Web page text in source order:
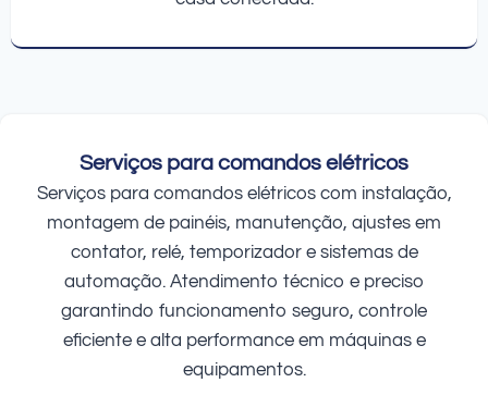
Serviços para comandos elétricos
Serviços para comandos elétricos com instalação,
montagem de painéis, manutenção, ajustes em
contator, relé, temporizador e sistemas de
automação. Atendimento técnico e preciso
garantindo funcionamento seguro, controle
eficiente e alta performance em máquinas e
equipamentos.